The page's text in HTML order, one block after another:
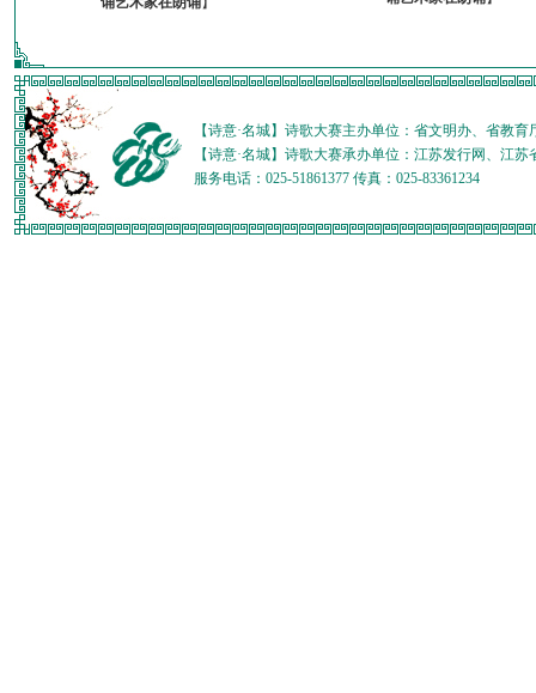
【诗意·名城】诗歌大赛主办单位：省文明办、省教
【诗意·名城】诗歌大赛承办单位：江苏发行网、江
服务电话：025-51861377 传真：025-83361234